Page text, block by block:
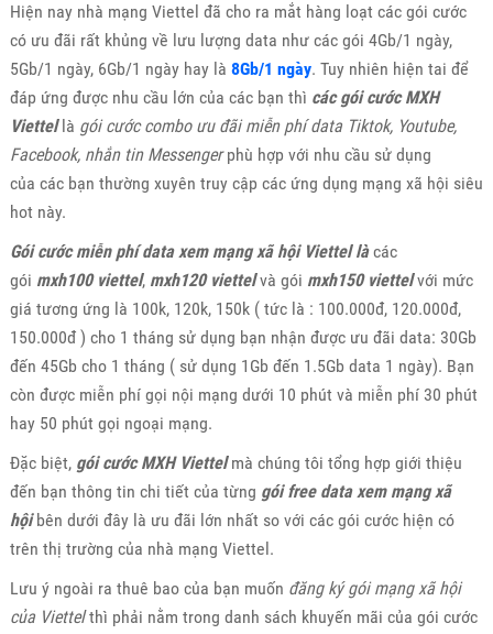
Hiện nay nhà mạng Viettel đã cho ra mắt hàng loạt các gói cước
có ưu đãi rất khủng về lưu lượng data như các gói 4Gb/1 ngày,
5Gb/1 ngày, 6Gb/1 ngày hay là 8Gb/1 ngày. Tuy nhiên hiện tai để
đáp ứng được nhu cầu lớn của các bạn thì các gói cước MXH
Viettellà gói cước combo ưu đãi miễn phí data Tiktok, Youtube,
Facebook, nhắn tin Messengerphù hợp với nhu cầu sử dụng
của các bạn thường xuyên truy cập các ứng dụng mạng xã hội siêu
hot này.
Gói cước miễn phí data xem mạng xã hội Viettel làcác
gói mxh100 viettel, mxh120 viettelvà gói mxh150 viettelvới mức
giá tương ứng là 100k, 120k, 150k ( tức là : 100.000đ, 120.000đ,
150.000đ ) cho 1 tháng sử dụng bạn nhận được ưu đãi data: 30Gb
đến 45Gb cho 1 tháng ( sử dụng 1Gb đến 1.5Gb data 1 ngày). Bạn
còn được miễn phí gọi nội mạng dưới 10 phút và miễn phí 30 phút
hay 50 phút gọi ngoại mạng.
Đặc biệt, gói cước MXH Viettelmà chúng tôi tổng hợp giới thiệu
đến bạn thông tin chi tiết của từng gói free data xem mạng xã
hộibên dưới đây là ưu đãi lớn nhất so với các gói cước hiện có
trên thị trường của nhà mạng Viettel.
Lưu ý ngoài ra thuê bao của bạn muốn đăng ký gói mạng xã hội
của Viettelthì phải nằm trong danh sách khuyến mãi của gói cước